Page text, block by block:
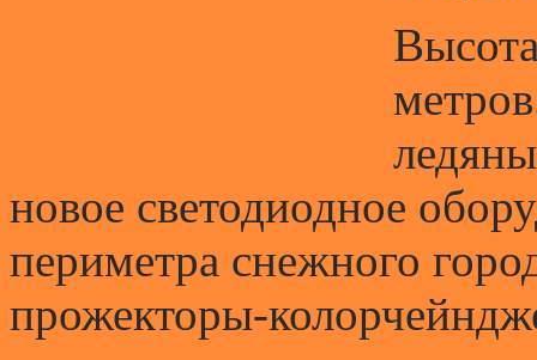
новое светодиодное
периметра снежного
прожекторы-